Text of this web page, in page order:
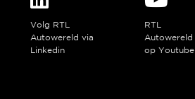
Volg RTL
Autowereld via
Linkedin
RTL
Autowereld
op Youtube